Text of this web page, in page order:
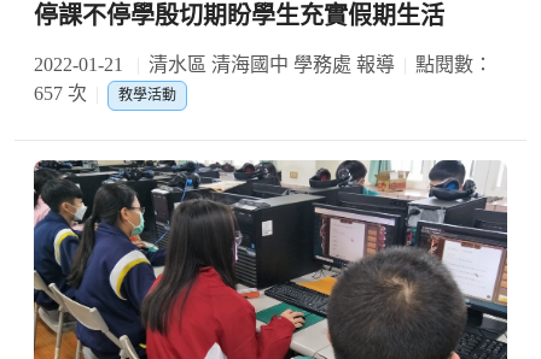
停課不停學殷切期盼學生充實假期生活
2022-01-21 清水區 清海國中 學務處 報導
點閱數：
657 次
教學活動